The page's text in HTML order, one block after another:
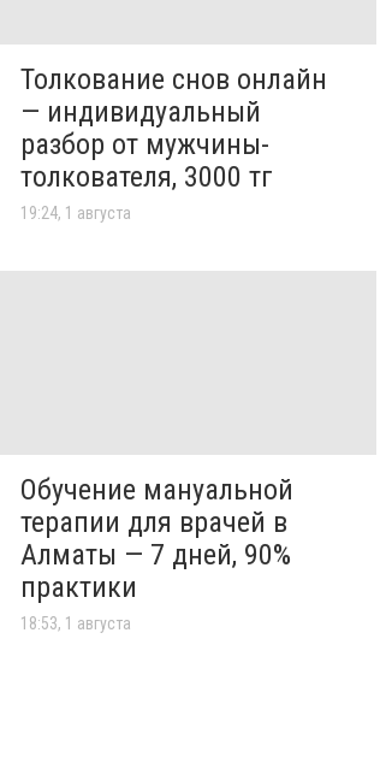
Толкование снов онлайн
— индивидуальный
разбор от мужчины-
толкователя, 3000 тг
19:24, 1 августа
Обучение мануальной
терапии для врачей в
Алматы — 7 дней, 90%
практики
18:53, 1 августа